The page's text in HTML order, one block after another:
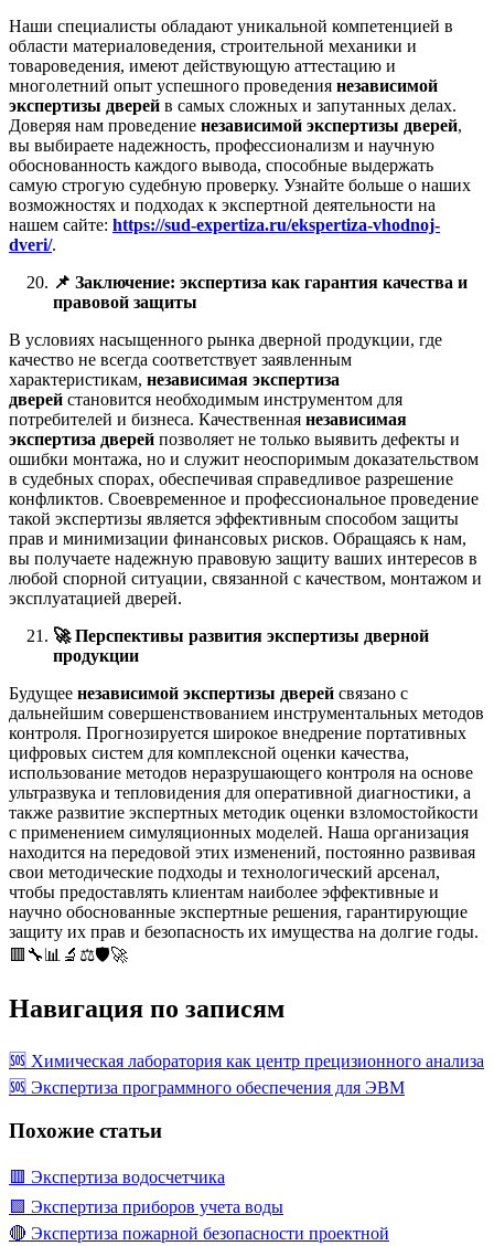
Наши специалисты обладают уникальной компетенцией в
области материаловедения, строительной механики и
товароведения, имеют действующую аттестацию и
многолетний опыт успешного проведения независимой
экспертизы дверей в самых сложных и запутанных делах.
Доверяя нам проведение независимой экспертизы дверей,
вы выбираете надежность, профессионализм и научную
обоснованность каждого вывода, способные выдержать
самую строгую судебную проверку. Узнайте больше о наших
возможностях и подходах к экспертной деятельности на
нашем сайте: https://sud-expertiza.ru/ekspertiza-vhodnoj-
dveri/.
📌 Заключение: экспертиза как гарантия качества и
правовой защиты
В условиях насыщенного рынка дверной продукции, где
качество не всегда соответствует заявленным
характеристикам, независимая экспертиза
дверей становится необходимым инструментом для
потребителей и бизнеса. Качественная независимая
экспертиза дверей позволяет не только выявить дефекты и
ошибки монтажа, но и служит неоспоримым доказательством
в судебных спорах, обеспечивая справедливое разрешение
конфликтов. Своевременное и профессиональное проведение
такой экспертизы является эффективным способом защиты
прав и минимизации финансовых рисков. Обращаясь к нам,
вы получаете надежную правовую защиту ваших интересов в
любой спорной ситуации, связанной с качеством, монтажом и
эксплуатацией дверей.
🚀Перспективы развития экспертизы дверной
продукции
Будущее независимой экспертизы дверей связано с
дальнейшим совершенствованием инструментальных методов
контроля. Прогнозируется широкое внедрение портативных
цифровых систем для комплексной оценки качества,
использование методов неразрушающего контроля на основе
ультразвука и тепловидения для оперативной диагностики, а
также развитие экспертных методик оценки взломостойкости
с применением симуляционных моделей. Наша организация
находится на передовой этих изменений, постоянно развивая
свои методические подходы и технологический арсенал,
чтобы предоставлять клиентам наиболее эффективные и
научно обоснованные экспертные решения, гарантирующие
защиту их прав и безопасность их имущества на долгие годы.
🟥🔧📊🔬⚖️🛡️🚀
Навигация по записям
🆘 Химическая лаборатория как центр прецизионного анализа
🆘 Экспертиза программного обеспечения для ЭВМ
Похожие статьи
🟥 Экспертиза водосчетчика
🟩 Экспертиза приборов учета воды
🔴 Экспертиза пожарной безопасности проектной